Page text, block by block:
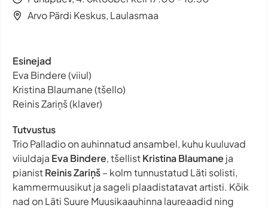
Arvo Pärdi Keskus, Laulasmaa
Esinejad
Eva Bindere (viiul)
Kristina Blaumane (tšello)
Reinis Zariņš (klaver)
Tutvustus
Trio Palladio on auhinnatud ansambel, kuhu kuuluvad
viiuldaja Eva Bindere, tšellistKristina Blaumane ja
pianistReinis Zariņš– kolm tunnustatud Läti solisti,
kammermuusikut ja sageli plaadistatavat artisti. Kõik
nad on Läti Suure Muusikaauhinna laureaadid ning